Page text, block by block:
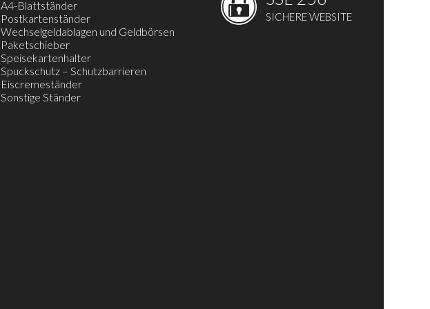
A4-Blattständer
Postkartenständer
Wechselgeldablagen und Geldbörsen
Paketschieber
Speisekartenhalter
Spuckschutz – Schutzbarrieren
Eiscremeständer
Sonstige Ständer
SICHERE WEBSITE